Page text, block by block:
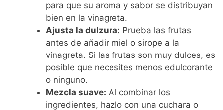
para que su aroma y sabor se distribuyan
bien en la vinagreta.
Ajusta la dulzura: Prueba las frutas
antes de añadir miel o sirope a la
vinagreta. Si las frutas son muy dulces, es
posible que necesites menos edulcorante
o ninguno.
Mezcla suave: Al combinar los
ingredientes, hazlo con una cuchara o